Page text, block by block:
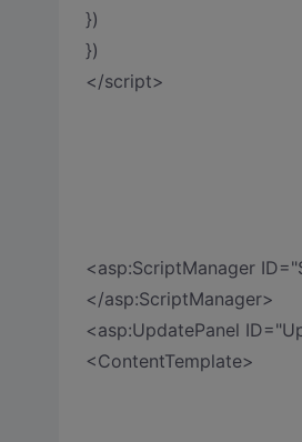
})
})
</script>
<asp:ScriptManager
</asp:ScriptManager>
<asp:UpdatePanel
<ContentTemplate>